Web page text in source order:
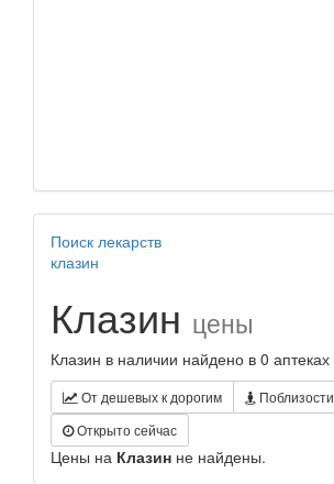
Поиск лекарств
клазин
Клазин цены
Клазин в наличии найдено в 0 аптеках
От дешевых к дорогим
Поблизости
Открыто сейчас
Цены на Клазин не найдены.